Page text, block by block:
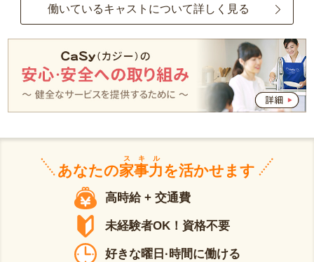
働いているキャストについて詳しく見る
あなたの家事力
スキル
を活かせます
高時給 + 交通費
未経験者OK！資格不要
好きな曜日·時間に働ける